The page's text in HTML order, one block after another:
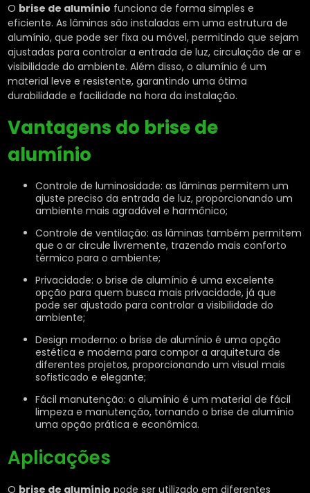
O brise de alumínio funciona de forma simples e
eficiente. As lâminas são instaladas em uma estrutura de
alumínio, que pode ser fixa ou móvel, permitindo que sejam
ajustadas para controlar a entrada de luz, circulação de ar e
visibilidade do ambiente. Além disso, o alumínio é um
material leve e resistente, garantindo uma ótima
durabilidade e facilidade na hora da instalação.
Vantagens do brise de
alumínio
Controle de luminosidade: as lâminas permitem um
ajuste preciso da entrada de luz, proporcionando um
ambiente mais agradável e harmônico;
Controle de ventilação: as lâminas também permitem
que o ar circule livremente, trazendo mais conforto
térmico para o ambiente;
Privacidade: o brise de alumínio é uma excelente
opção para quem busca mais privacidade, já que
pode ser ajustado para controlar a visibilidade do
ambiente;
Design moderno: o brise de alumínio é uma opção
estética e moderna para compor a arquitetura de
diferentes projetos, proporcionando um visual mais
sofisticado e elegante;
Fácil manutenção: o alumínio é um material de fácil
limpeza e manutenção, tornando o brise de alumínio
uma opção prática e econômica.
Aplicações
O brise de alumínio pode ser utilizado em diferentes